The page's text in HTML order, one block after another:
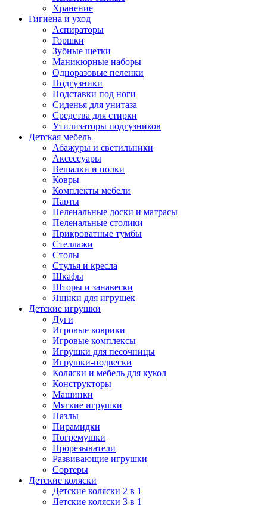
Хранение
Гигиена и уход
Аспираторы
Горшки
Зубные щетки
Маникюрные наборы
Одноразовые пеленки
Подгузники
Подставки под ноги
Сиденья для унитаза
Средства для стирки
Утилизаторы подгузников
Детская мебель
Абажуры и светильники
Аксессуары
Вешалки и полки
Ковры
Комплекты мебели
Парты
Пеленальные доски и матрасы
Пеленальные столики
Прикроватные тумбы
Стеллажи
Столы
Стулья и кресла
Шкафы
Шторы и занавески
Ящики для игрушек
Детские игрушки
Дуги
Игровые коврики
Игровые комплексы
Игрушки для песочницы
Игрушки-подвески
Коляски и мебель для кукол
Конструкторы
Машинки
Мягкие игрушки
Пазлы
Пирамидки
Погремушки
Прорезыватели
Развивающие игрушки
Сортеры
Детские коляски
Детские коляски 2 в 1
Детские коляски 3 в 1